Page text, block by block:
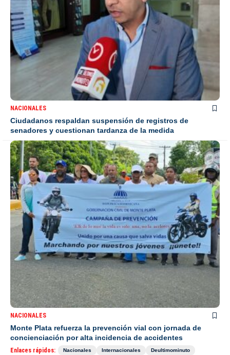
NACIONALES
Ciudadanos respaldan suspensión de registros de
senadores y cuestionan tardanza de la medida
NACIONALES
Monte Plata refuerza la prevención vial con jornada de
concienciación por alta incidencia de accidentes
Enlaces rápidos: Nacionales Internacionales
Deultimominuto